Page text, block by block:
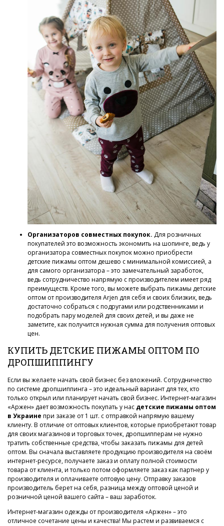
Организаторов совместных покупок. Для розничных
покупателей это возможность экономить на шопинге, ведь у
организатора совместных покупок можно приобрести
детские пижамы оптом дешево с минимальной комиссией, а
для самого организатора – это замечательный заработок,
ведь сотрудничество напрямую с производителем имеет ряд
преимуществ. Кроме того, вы можете выбрать пижамы детские
оптом от производителя Arjen для себя и своих близких, ведь
достаточно собраться с подругами или родственниками и
подобрать пару моделей для своих детей, и вы даже не
заметите, как получится нужная сумма для получения оптовых
цен.
КУПИТЬ ДЕТСКИЕ ПИЖАМЫ ОПТОМ ПО
ДРОПШИППИНГУ
Если вы желаете начать свой бизнес без вложений. Сотрудничество
по системе дропшиппинга – это идеальный вариант для тех, кто
только открыл или планирует начать свой бизнес. Интернет-магазин
«Аржен» дает возможность покупать у нас детские пижамы оптом
в Украине при заказе от 1 шт. с отправкой напрямую вашему
клиенту. В отличие от оптовых клиентов, которые приобретают товар
для своих магазинов и торговых точек, дропшипперам не нужно
тратить собственные средства, чтобы заказать пижамы для детей
оптом. Вы сначала выставляете продукцию производителя на своём
интернет-ресурсе, получаете заказ и оплату полной стоимости
товара от клиента, и только потом оформляете заказ как партнер у
производителя и оплачиваете оптовую цену. Отправку заказов
производитель берет на себя, разница между оптовой ценой и
розничной ценой вашего сайта – ваш заработок.
Интернет-магазин одежды от производителя «Аржен» – это
отличное сочетание цены и качества! Мы растем и развиваемся с